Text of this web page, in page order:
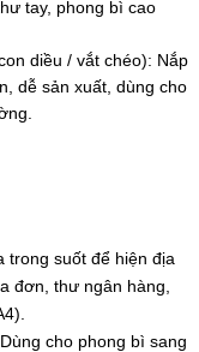
tay, phong bì cao
diều / vắt chéo): Nắp
dễ sản xuất, dùng cho
trong suốt để hiện địa
đơn, thư ngân hàng,
cho phong bì sang